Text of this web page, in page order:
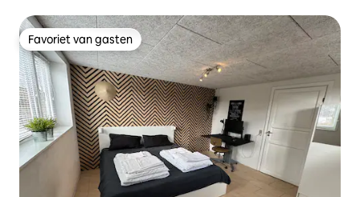
Favoriet van gasten
Favoriet van gasten